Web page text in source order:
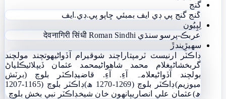
گنج
گنج گنج پي ڊي ايف بمبئي ڇاپو پي.ڊي.ايف
لِپِيُون
عربڪ-پرسو سنڌي
देवनागिरी सिंधी Roman Sindhi
سھيڙِيندڙَ
ڊاڪٽر ارنيسٽ ٽرمپتاراچند شوقيرام آڏواڻيھوتچند مولچند
گربخشاڻيغلام محمد شاھواڻيمحمد عثمان ڏيپلائيڪلياڻ
بولچند آڏواڻيعلامہ آءِ. آءِ. قاضيڊاڪٽر بلوچ (برٽش
ميوزيم)ڊاڪٽر بلوچ (1269-1270 ھ)
ڊاڪٽر بلوچ (1165-1207
ھ)عثمان علي انصاريٻانهون خان شيخڊاڪٽر نبي بخش بلوچ